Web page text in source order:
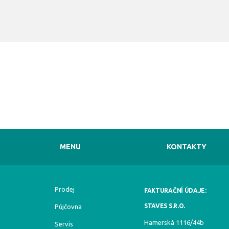
MENU KONTAKTY
Prodej
Půjčovna
Servis
FAKTURAČNÍ ÚDAJE:
STAVES S.R.O.
Hamerská 1116/44b